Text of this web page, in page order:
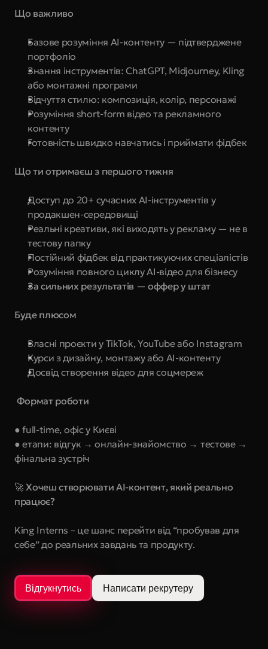
Що важливо
Базове розуміння AI-контенту — підтверджене
портфоліо
Знання інструментів: ChatGPT, Midjourney, Kling
або монтажні програми
Відчуття стилю: композиція, колір, персонажі
Розуміння short-form відео та рекламного
контенту
Готовність швидко навчатись і приймати фідбек
Що ти отримаєш з першого тижня
Доступ до 20+ сучасних AI-інструментів у
продакшен-середовищі
Реальні креативи, які виходять у рекламу — не в
тестову папку
Постійний фідбек від практикуючих спеціалістів
Розуміння повного циклу AI-відео для бізнесу
За сильних результатів — оффер у штат
Буде плюсом
Власні проєкти у TikTok, YouTube або Instagram
Курси з дизайну, монтажу або AI-контенту
Досвід створення відео для соцмереж
Формат роботи
● full-time, офіс у Києві
● етапи: відгук → онлайн-знайомство → тестове →
фінальна зустріч
🚀 Хочеш створювати AI-контент, який реально
працює?
King Interns – це шанс перейти від “пробував для
себе” до реальних завдань та продукту.
Відгукнутись Написати рекрутеру